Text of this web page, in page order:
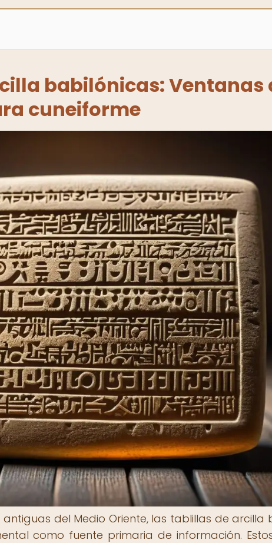
babilónicas: Ventanas
cuneiforme
antiguas del Medio Oriente, las tablillas de arcilla
como fuente primaria de información.